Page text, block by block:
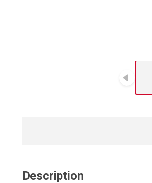
Description